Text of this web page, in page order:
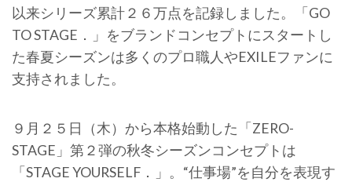
以来シリーズ累計２６万点を記録しました。「GO
TO STAGE．」をブランドコンセプトにスタートし
た春夏シーズンは多くのプロ職人やEXILEファンに
支持されました。
９月２５日（木）から本格始動した「ZERO-
STAGE」第２弾の秋冬シーズンコンセプトは
「STAGE YOURSELF．」。“仕事場”を自分を表現す